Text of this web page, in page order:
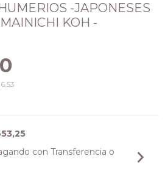
-JAPONESES
KOH -
con Transferencia o